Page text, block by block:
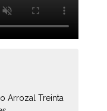
Arrozal Treinta